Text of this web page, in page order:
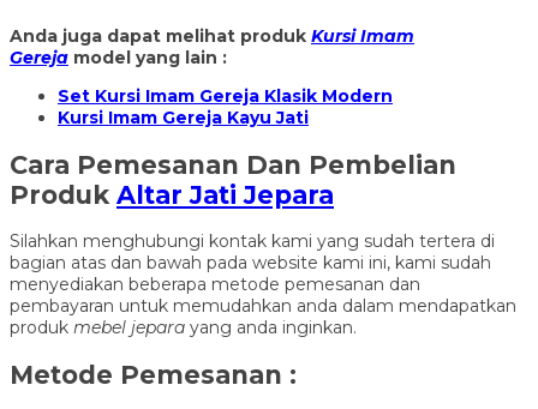
Anda juga dapat melihat produk Kursi Imam
Gereja model yang lain :
Set Kursi Imam Gereja Klasik Modern
Kursi Imam Gereja Kayu Jati
Cara Pemesanan Dan Pembelian
Produk Altar Jati Jepara
Silahkan menghubungi kontak kami yang sudah tertera di
bagian atas dan bawah pada website kami ini, kami sudah
menyediakan beberapa metode pemesanan dan
pembayaran untuk memudahkan anda dalam mendapatkan
produk mebel jepara yang anda inginkan.
Metode Pemesanan :